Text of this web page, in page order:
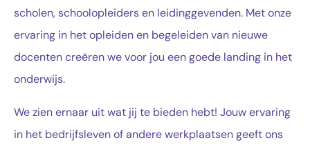
scholen, schoolopleiders en leidinggevenden. Met onze
ervaring in het opleiden en begeleiden van nieuwe
docenten creëren we voor jou een goede landing in het
onderwijs.
We zien ernaar uit wat jij te bieden hebt! Jouw ervaring
in het bedrijfsleven of andere werkplaatsen geeft ons